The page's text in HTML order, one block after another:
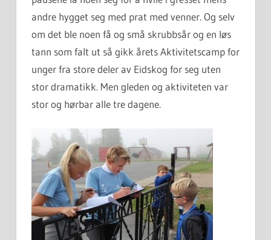
andre hygget seg med prat med venner. Og selv
om det ble noen få og små skrubbsår og en løs
tann som falt ut så gikk årets Aktivitetscamp for
unger fra store deler av Eidskog for seg uten
stor dramatikk. Men gleden og aktiviteten var
stor og hørbar alle tre dagene.